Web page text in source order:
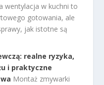
wentylacja w kuchni to
gotowania, ale
jak istotne są
realne ryzyka,
i praktyczne
Montaż zmywarki